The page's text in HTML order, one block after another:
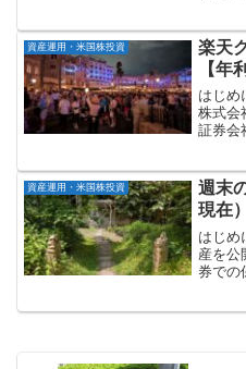
ら含み
ば、損
資産運用・米国株投資
楽天
【年
はじめ
株式会
証券会
ルガン
す（
資産運用・米国株投資
週末
現在）
はじめ
産を公
券での